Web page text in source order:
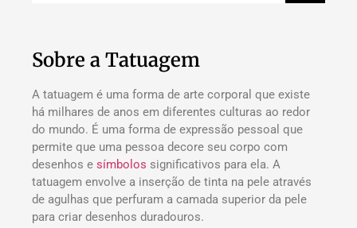
Sobre a Tatuagem
A tatuagem é uma forma de arte corporal que existe
há milhares de anos em diferentes culturas ao redor
do mundo. É uma forma de expressão pessoal que
permite que uma pessoa decore seu corpo com
desenhos e símbolos significativos para ela. A
tatuagem envolve a inserção de tinta na pele através
de agulhas que perfuram a camada superior da pele
para criar desenhos duradouros.